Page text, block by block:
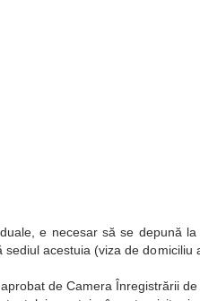
e necesar să se depună
acestuia (viza de domiciliu
de Camera Înregistrării de